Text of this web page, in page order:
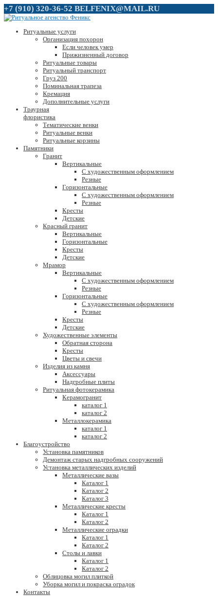
+7 (910) 320-36-52 BELFENIX@MAIL.RU
Ритуальные услуги
Организация похорон
Если человек умер
Прижизненный договор
Ритуальные товары
Ритуальный транспорт
Груз 200
Поминальная трапеза
Кремация
Дополнительные услуги
Траурная
флористика
Тематические венки
Ритуальные венки
Ритуальные корзины
Памятники
Гранит
Вертикальные
С художественным оформлением
Резные
Горизонтальные
С художественным оформлением
Резные
Кресты
Детские
Красный гранит
Вертикальные
Горизонтальные
Кресты
Детские
Мрамор
Вертикальные
С художественным оформлением
Резные
Горизонтальные
С художественным оформлением
Резные
Кресты
Детские
Художественные элементы
Обратная сторона
Кресты
Цветы и свечи
Изделия из камня
Аксессуары
Надгробные плиты
Ритуальная фотокерамика
Керамогранит
каталог 1
каталог 2
Металлокерамика
каталог 1
каталог 2
Благоустройство
Установка памятников
Демонтаж старых надгробных сооружений
Установка металлических изделий
Металлические вазы
Каталог 1
Каталог 2
Каталог 3
Металлические кресты
Каталог 1
Каталог 2
Металлические оградки
Каталог 1
Каталог 2
Столы и лавки
Каталог 1
Каталог 2
Облицовка могил плиткой
Уборка могил и покраска оградок
Контакты